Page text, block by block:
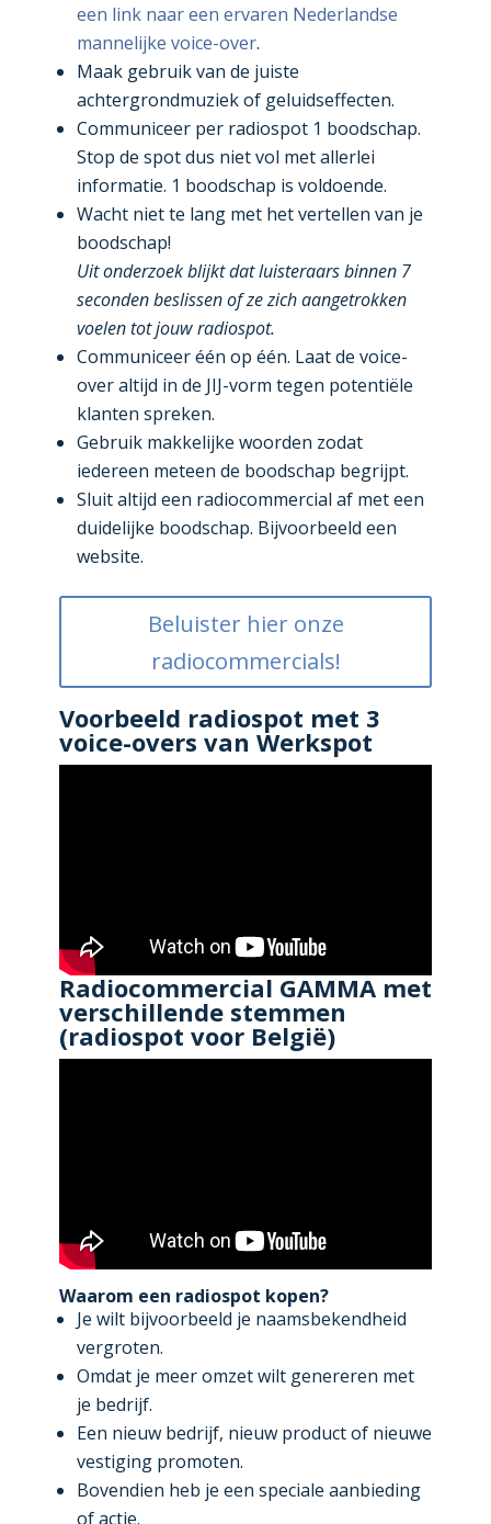
een link naar een ervaren Nederlandse
mannelijke voice-over.
Maak gebruik van de juiste
achtergrondmuziek of geluidseffecten.
Communiceer per radiospot 1 boodschap.
Stop de spot dus niet vol met allerlei
informatie. 1 boodschap is voldoende.
Wacht niet te lang met het vertellen van je
boodschap!
Uit onderzoek blijkt dat luisteraars binnen 7
seconden beslissen of ze zich aangetrokken
voelen tot jouw radiospot.
Communiceer één op één. Laat de voice-
over altijd in de JIJ-vorm tegen potentiële
klanten spreken.
Gebruik makkelijke woorden zodat
iedereen meteen de boodschap begrijpt.
Sluit altijd een radiocommercial af met een
duidelijke boodschap. Bijvoorbeeld een
website.
Beluister hier onze
radiocommercials!
Voorbeeld radiospot met 3
voice-overs van Werkspot
Radiocommercial GAMMA met
verschillende stemmen
(radiospot voor België)
Waarom een radiospot kopen?
Je wilt bijvoorbeeld je naamsbekendheid
vergroten.
Omdat je meer omzet wilt genereren met
je bedrijf.
Een nieuw bedrijf, nieuw product of nieuwe
vestiging promoten.
Bovendien heb je een speciale aanbieding
of actie.